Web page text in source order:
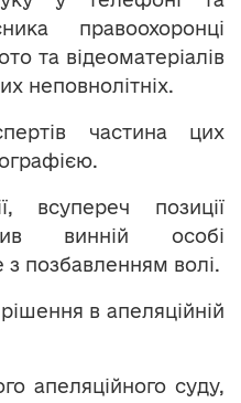
правоохоронці
та відеоматеріалів
неповнолітніх.
частина цих
всупереч позиції
винній особі
з позбавленням волі.
в апеляційній
апеляційного суду,